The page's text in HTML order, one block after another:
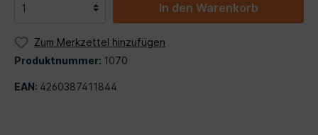
In den Warenkorb
Zum Merkzettel hinzufügen
Produktnummer: 1070
EAN: 4260387411844